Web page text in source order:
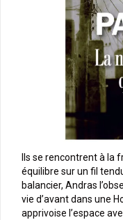
Ils se rencontrent à la
équilibre sur un fil
balancier, Andras
vie d’avant dans une
apprivoise l’espace